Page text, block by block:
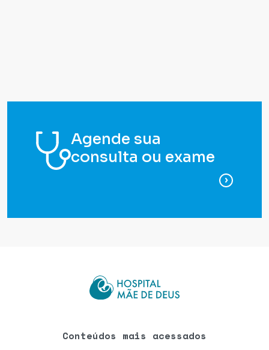
Agende sua
consulta ou exame
para
Conteúdos mais acessados